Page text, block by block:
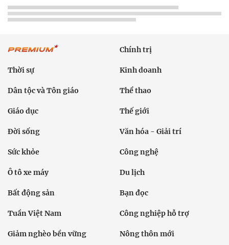
Chính trị
Thời sự Kinh doanh
Dân tộc và Tôn giáo Thể thao
Giáo dục Thế giới
Đời sống Văn hóa - Giải trí
Sức khỏe Công nghệ
Ô tô xe máy Du lịch
Bất động sản Bạn đọc
Tuần Việt Nam Công nghiệp hỗ trợ
Giảm nghèo bền vững Nông thôn mới